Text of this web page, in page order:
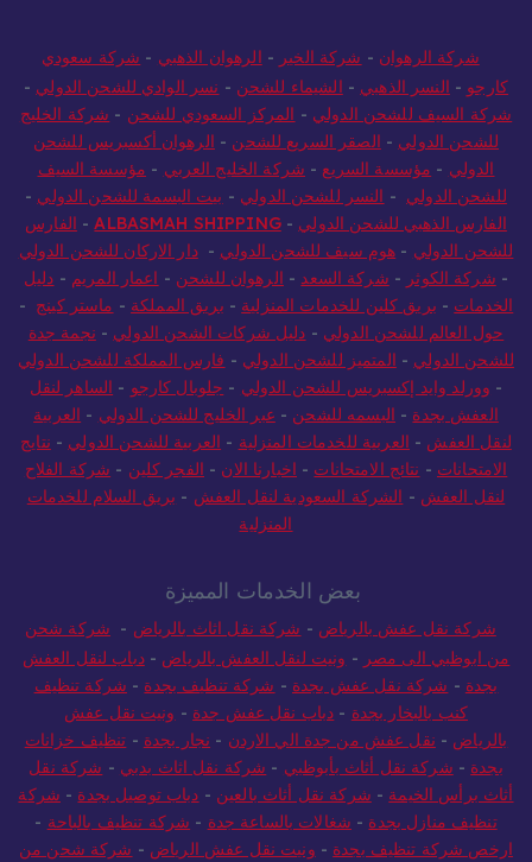
شركة الرهوان - شركة الخير - الرهوان الذهبي - شركة سعودي
كارجو - النسر الذهبي - الشيماء للشحن - نسر الوادي للشحن الدولي -
شركة السيف للشحن الدولي - المركز السعودي للشحن - شركة الخليج
للشحن الدولي - الصقر السريع للشحن - الرهوان أكسبريس للشحن
الدولي - مؤسسة السريع - شركة الخليج العربي - مؤسسة السيف
للشحن الدولي - النسر للشحن الدولي - بيت البسمة للشحن الدولي -
الفارس الذهبي للشحن الدولي -
ALBASMAH SHIPPING
- الفارس
للشحن الدولي - هوم سيف للشحن الدولي -دار الاركان للشحن الدولي
- شركة الكوثر - شركة السعد - الرهوان للشحن - اعمار المريم - دليل
الخدمات - بريق كلين للخدمات المنزلية - بريق المملكة - ماستر كينج -
حول العالم للشحن الدولي - دليل شركات الشحن الدولي - نجمة جدة
للشحن الدولي - المتميز للشحن الدولي - فارس المملكة للشحن الدولي
- وورلد وايد إكسبريس للشحن الدولي - جلوبال كارجو - الساهر لنقل
العفش بجدة - البسمه للشحن - عبر الخليج للشحن الدولي - العربية
لنقل العفش - العربية للخدمات المنزلية - العربية للشحن الدولي - نتايج
الامتحانات - نتائج الامتحانات - اخبارنا الان - الفجر كلين - شركة الفلاح
لنقل العفش - الشركة السعودية لنقل العفش - بريق السلام للخدمات
المنزلية
بعض الخدمات المميزة
شركة نقل عفش بالرياض - شركة نقل اثاث بالرياض - شركة شحن
من ابوظبي الى مصر - ونيت لنقل العفش بالرياض -دباب لنقل العفش
بجدة - شركة نقل عفش بجدة - شركة تنظيف بجدة - شركة تنظيف
كنب بالبخار بجدة - دباب نقل عفش جدة - ونيت نقل عفش
بالرياض - نقل عفش من جدة الي الاردن - نجار بجدة - تنظيف خزانات
بجدة - شركة نقل أثاث بأبوظبي - شركة نقل اثاث بدبي - شركة نقل
أثاث برأس الخيمة - شركة نقل أثاث بالعين - دباب توصيل بجدة - شركة
تنظيف منازل بجدة - شغالات بالساعة جدة - شركة تنظيف بالباحة -
ارخص شركة تنظيف بجدة - ونيت نقل عفش الرياض - شركة شحن من